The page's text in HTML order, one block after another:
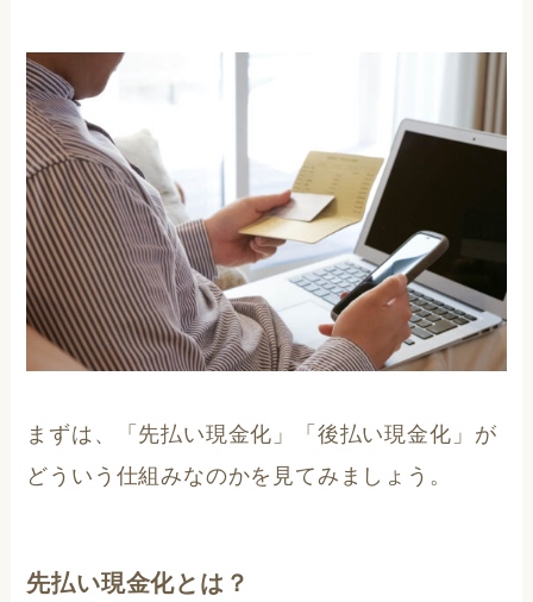
まずは、「先払い現金化」「後払い現金化」が
どういう仕組みなのかを見てみましょう。
先払い現金化とは？